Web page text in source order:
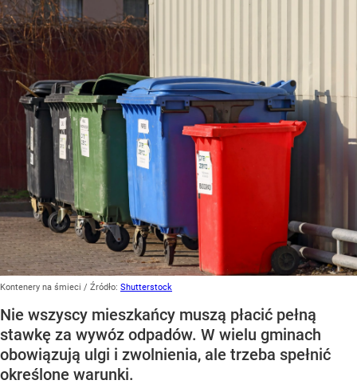
Kontenery na śmieci / Źródło: Shutterstock
Nie wszyscy mieszkańcy muszą płacić pełną
stawkę za wywóz odpadów. W wielu gminach
obowiązują ulgi i zwolnienia, ale trzeba spełnić
określone warunki.